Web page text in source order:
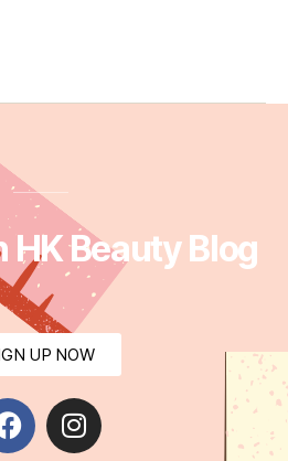
HK Beauty Blog
UP NOW